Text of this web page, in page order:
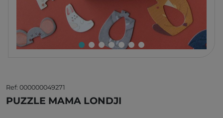
Ref: 000000049271
PUZZLE MAMA LONDJI